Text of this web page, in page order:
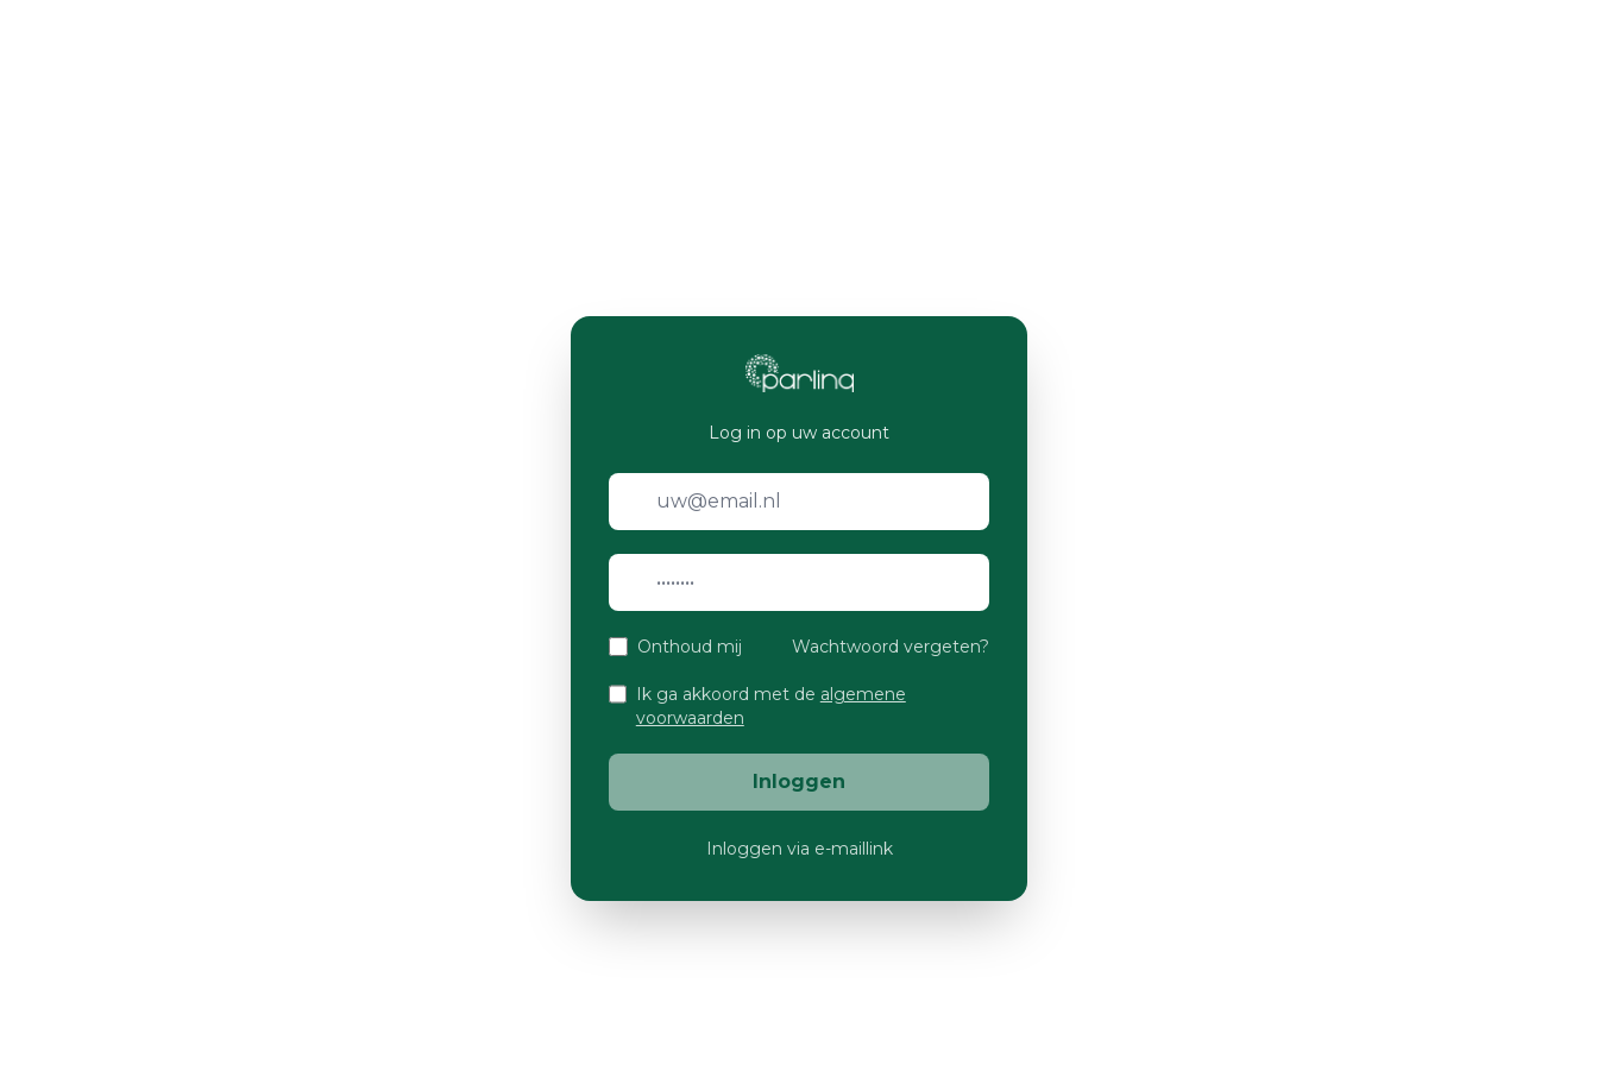
Log in op uw account
Onthoud mij Wachtwoord vergeten?
Ik ga akkoord met de algemene
voorwaarden
Inloggen
Inloggen via e-maillink